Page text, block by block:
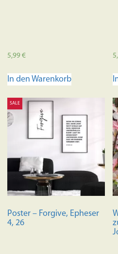
5,99€
In den Warenkorb
SALE
Poster – Forgive, Epheser
4, 26